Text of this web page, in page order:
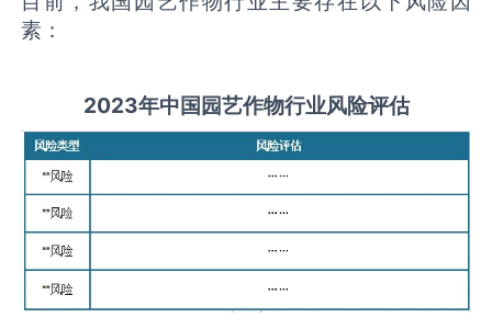
素：
2023年中国园艺作物行业风险评估